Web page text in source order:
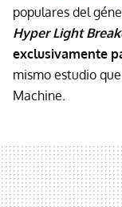
populares del
Hyper Light
exclusivamente
mismo estudio
Machine.